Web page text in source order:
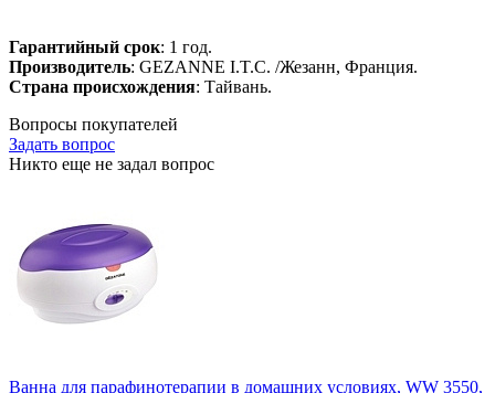
Гарантийный срок: 1 год.
Производитель: GEZANNE I.T.C. /Жезанн, Франция.
Страна происхождения: Тайвань.
Вопросы покупателей
Задать вопрос
Никто еще не задал вопрос
Ванна для парафинотерапии в домашних условиях, WW 3550,